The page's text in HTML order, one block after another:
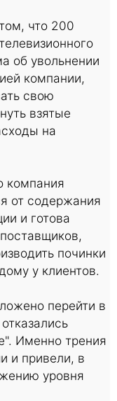
что 200
об увольнении
компании,
свою
взятые
на
компания
от содержания
и готова
починки
у клиентов.
перейти в
Именно трения
и привели, в
уровня